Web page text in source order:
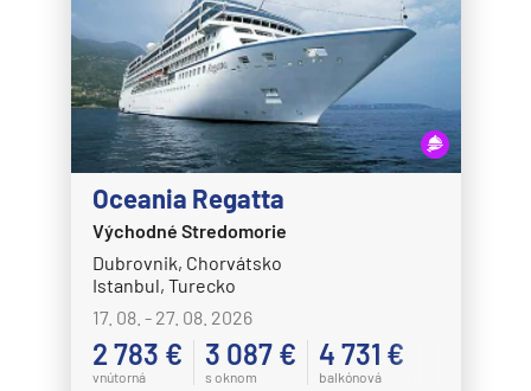
Costa Smeralda
Costa Toscana
Crystal Cruises
Crystal Serenity
Crystal Symphony
Cunard Line
Queen Anne
Queen Elizabeth
Queen Mary 2
Queen Victoria
Oceania Regatta
Východné Stredomorie
Dubrovnik, Chorvátsko
Istanbul, Turecko
17. 08. - 27. 08. 2026
2 783 €
vnútorná
3 087 €
s oknom
4 731 €
balkónová